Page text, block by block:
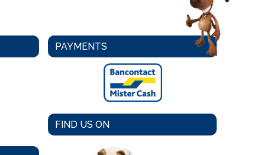
PAYMENTS
FIND US ON